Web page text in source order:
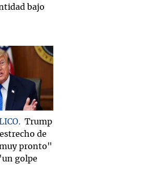
bajo
Trump
de
pronto"
golpe